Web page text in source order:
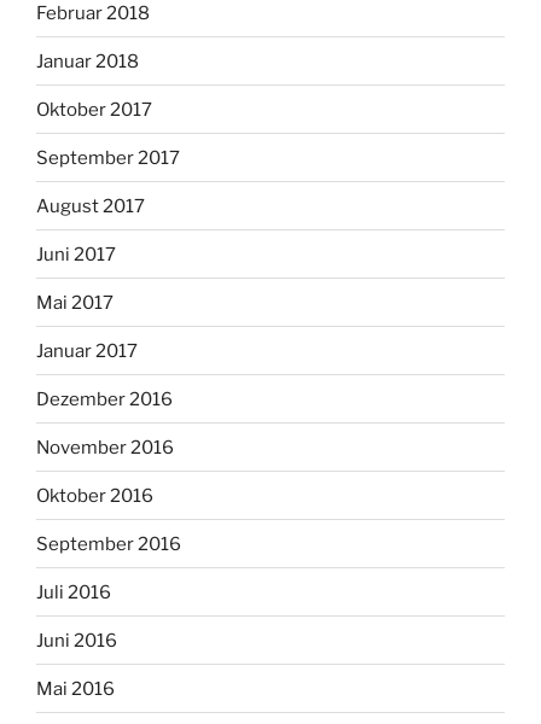
Februar 2018
Januar 2018
Oktober 2017
September 2017
August 2017
Juni 2017
Mai 2017
Januar 2017
Dezember 2016
November 2016
Oktober 2016
September 2016
Juli 2016
Juni 2016
Mai 2016